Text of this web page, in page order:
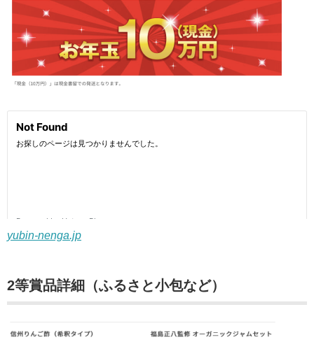
yubin-nenga.jp
2等賞品詳細（ふるさと小包など）